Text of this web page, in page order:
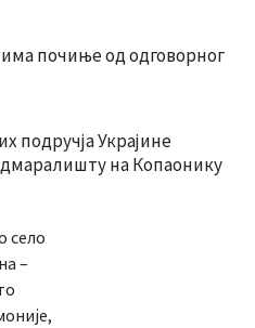
почиње од одговорног
подручја Украјине
на Копаонику
село
–